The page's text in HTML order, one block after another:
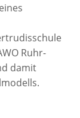
Ruhr-
damit